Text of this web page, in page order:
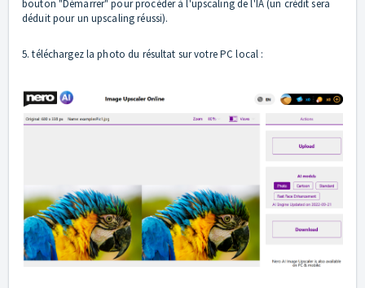
bouton "Démarrer" pour procéder à l'upscaling de l'IA (un crédit sera
déduit pour un upscaling réussi).
5. téléchargez la photo du résultat sur votre PC local :